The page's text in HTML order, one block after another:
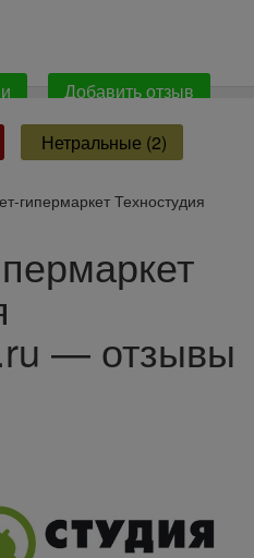
Добавить отзыв
Нетральные (2)
гипермаркет Техностудия
— отзывы